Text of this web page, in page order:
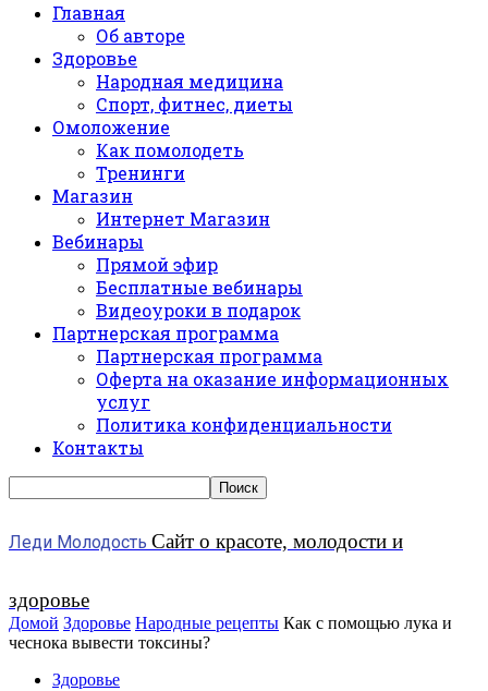
Главная
Об авторе
Здоровье
Народная медицина
Спорт, фитнес, диеты
Омоложение
Как помолодеть
Тренинги
Магазин
Интернет Магазин
Вебинары
Прямой эфир
Бесплатные вебинары
Видеоуроки в подарок
Партнерская программа
Партнерская программа
Оферта на оказание информационных
услуг
Политика конфиденциальности
Контакты
Леди Молодость Сайт о красоте, молодости и
здоровье
Домой Здоровье Народные рецепты Как с помощью лука и
чеснока вывести токсины?
Здоровье